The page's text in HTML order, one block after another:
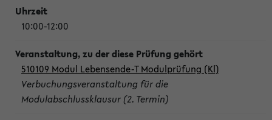
10:00-12:00
510109 Modul Lebensende-T Modulprüfung (Kl)
Verbuchungsveranstaltung für die
Modulabschlussklausur (2. Termin)